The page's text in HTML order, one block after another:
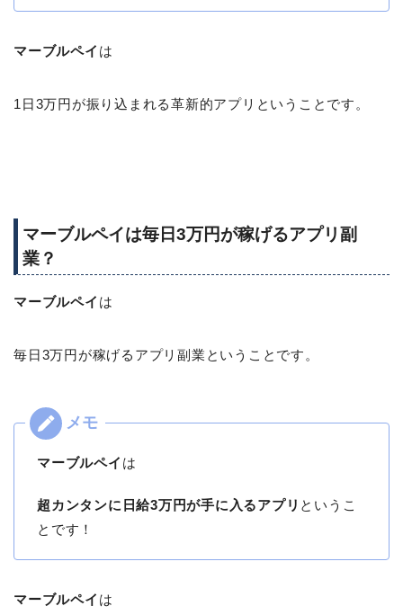
マーブルペイ は
1日3万円が振り込まれる革新的アプリということです。
マーブルペイは毎日3万円が稼げるアプリ副
業？
マーブルペイ は
毎日3万円が稼げるアプリ副業ということです。
マーブルペイ は
超カンタンに日給3万円が手に入るアプリ というこ
とです！
マーブルペイ は